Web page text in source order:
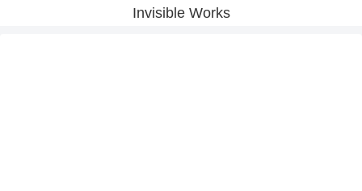
Invisible Works